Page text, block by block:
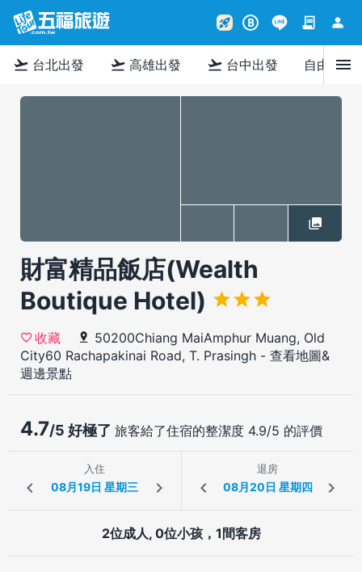
rocket_launch B contract person
flight_takeoff 台北出發 flight_takeoff 高雄出發 flight_takeoff 台中出發 自由行menu
財富精品飯店(Wealth
Boutique Hotel)
收藏
50200Chiang MaiAmphur Muang, Old
City60 Rachapakinai Road, T. Prasingh - 查看地圖&
週邊景點
4.7/5 好極了 旅客給了住宿的整潔度 4.9/5 的評價
入住 退房
2位成人, 0位小孩，1間客房